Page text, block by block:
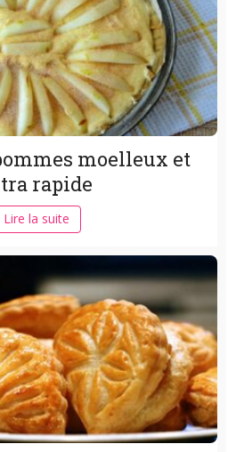
moelleux et
rapide
Lire la suite